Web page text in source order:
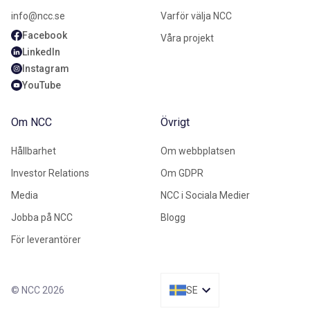
info@ncc.se
Facebook
LinkedIn
Instagram
YouTube
Varför välja NCC
Våra projekt
Om NCC
Hållbarhet
Investor Relations
Media
Jobba på NCC
För leverantörer
Övrigt
Om webbplatsen
Om GDPR
NCC i Sociala Medier
Blogg
© NCC 2026 SE